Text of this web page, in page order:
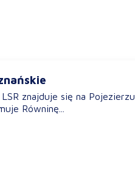
znajduje się na Pojezierzu
Równinę...